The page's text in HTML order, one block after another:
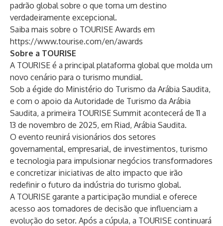
padrão global sobre o que torna um destino
verdadeiramente excepcional.
Saiba mais sobre o TOURISE Awards em
https://www.tourise.com/en/awards
Sobre a TOURISE
A TOURISE é a principal plataforma global que molda um
novo cenário para o turismo mundial.
Sob a égide do Ministério do Turismo da Arábia Saudita,
e com o apoio da Autoridade de Turismo da Arábia
Saudita, a primeira TOURISE Summit acontecerá de 11 a
13 de novembro de 2025, em Riad, Arábia Saudita.
O evento reunirá visionários dos setores
governamental, empresarial, de investimentos, turismo
e tecnologia para impulsionar negócios transformadores
e concretizar iniciativas de alto impacto que irão
redefinir o futuro da indústria do turismo global.
A TOURISE garante a participação mundial e oferece
acesso aos tomadores de decisão que influenciam a
evolução do setor. Após a cúpula, a TOURISE continuará